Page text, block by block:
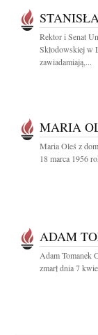
Rektor i Senat
Skłodowskiej w
zawiadamiają,...
MARIA
Maria Oleś z
18 marca 1956
ADAM
Adam Tomanek
zmarł dnia 7